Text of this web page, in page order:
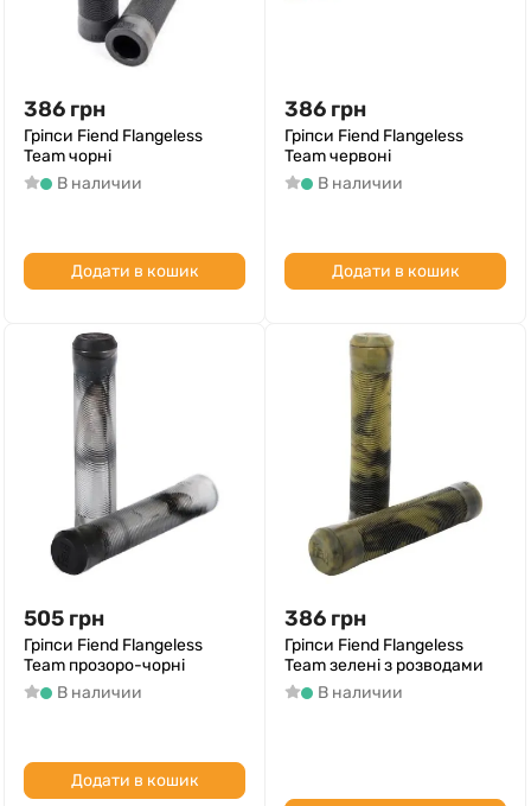
386 грн
Гріпси Fiend Flangeless
Team чорні
В наличии
Додати в кошик
386 грн
Гріпси Fiend Flangeless
Team червоні
В наличии
Додати в кошик
505 грн
Гріпси Fiend Flangeless
Team прозоро-чорні
В наличии
Додати в кошик
386 грн
Гріпси Fiend Flangeless
Team зелені з розводами
В наличии